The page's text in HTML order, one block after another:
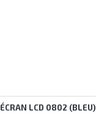
ÉCRAN LCD 0802 (BLEU)